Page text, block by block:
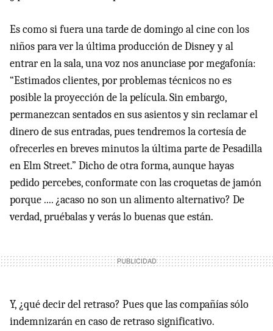
Es como si fuera una tarde de domingo al cine con los
niños para ver la última producción de Disney y al
entrar en la sala, una voz nos anunciase por megafonía:
“Estimados clientes, por problemas técnicos no es
posible la proyección de la película. Sin embargo,
permanezcan sentados en sus asientos y sin reclamar el
dinero de sus entradas, pues tendremos la cortesía de
ofrecerles en breves minutos la última parte de Pesadilla
en Elm Street.” Dicho de otra forma, aunque hayas
pedido percebes, conformate con las croquetas de jamón
porque .... ¿acaso no son un alimento alternativo? De
verdad, pruébalas y verás lo buenas que están.
Y, ¿qué decir del retraso? Pues que las compañías sólo
indemnizarán en caso de retraso significativo.